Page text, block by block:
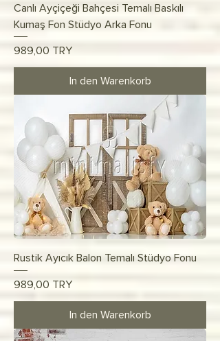
Canlı Ayçiçeği Bahçesi Temalı Baskılı
Kumaş Fon Stüdyo Arka Fonu
Preis
989,00 TRY
In den Warenkorb
Rustik Ayıcık Balon Temalı Stüdyo Fonu
Preis
989,00 TRY
In den Warenkorb